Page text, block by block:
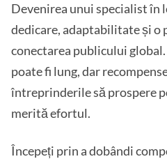
Devenirea unui specialist în
dedicare, adaptabilitate și o
conectarea publicului
poate fi lung, dar
întreprinderile să prospere
merită efortul.
Începeți prin a dobândi